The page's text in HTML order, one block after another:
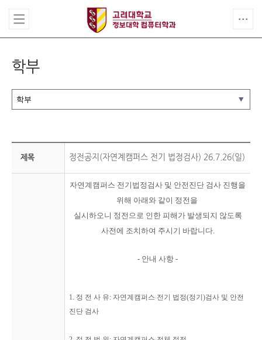
학부
제목 정전공지(자연계캠퍼스 전기 법정검사) 26.7.26(일)
자연계캠퍼스 전기법정검사 및 안전진단 검사 진행을
위해 아래와 같이 정전을
실시하오니 정전으로 인한 피해가 발생되지 않도록
사전에 조치하여 주시기 바랍니다.
- 안내 사항 -
1. 정 전 사 유: 자연계캠퍼스 전기 법정(정기)검사 및 안전
진단 검사